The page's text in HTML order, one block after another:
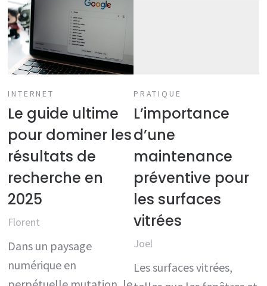
INTERNET
Le guide ultime
pour dominer les
résultats de
recherche en
2025
Florent
Dans un paysage
numérique en
PRATIQUE
L’importance
d’une
maintenance
préventive pour
les surfaces
vitrées
Joel
Les surfaces vitrées,